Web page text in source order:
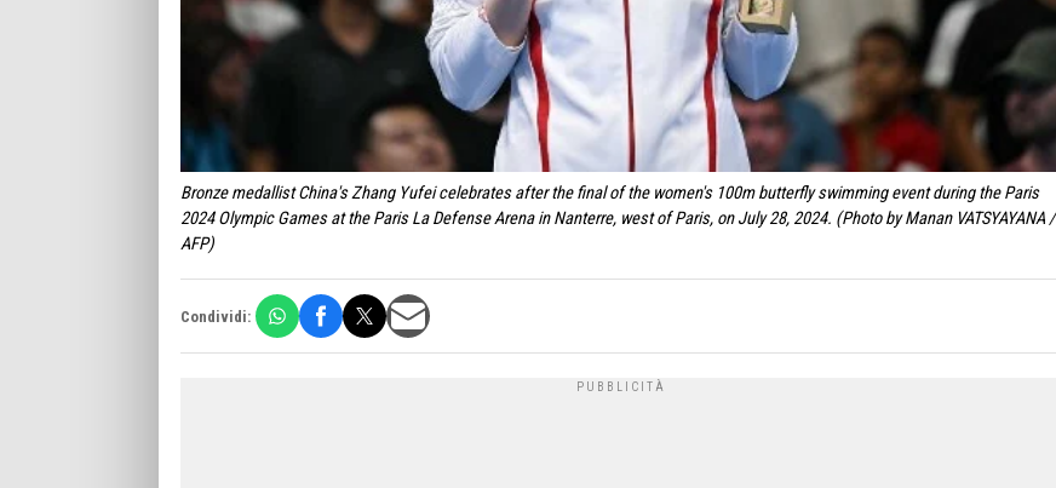
Bronze medallist China's Zhang Yufei celebrates after the final of the women's 100m butterfly swimming event during the Paris
2024 Olympic Games at the Paris La Defense Arena in Nanterre, west of Paris, on July 28, 2024. (Photo by Manan VATSYAYANA /
AFP)
Condividi: